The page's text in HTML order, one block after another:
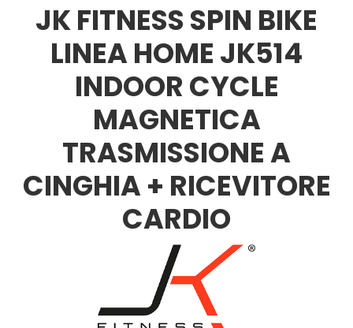
JK FITNESS SPIN BIKE
LINEA HOME JK514
INDOOR CYCLE
MAGNETICA
TRASMISSIONE A
CINGHIA + RICEVITORE
CARDIO